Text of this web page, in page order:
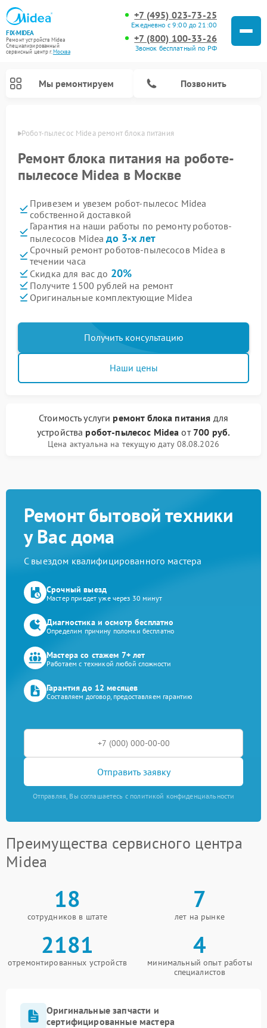
FIX-MIDEA
Ремонт устройств Midea
Специализированный
cервисный центр г.Москва
+7 (495) 023-73-25
Ежедневно с 9:00 до 21:00
+7 (800) 100-33-26
Звонок бесплатный по РФ
Мы ремонтируем Позвонить
Робот-пылесос Midea ремонт блока питания
Ремонт блока питания на роботе-
пылесосе Midea в Москве
Привезем и увезем робот-пылесос Midea
собственной доставкой
Гарантия на наши работы по ремонту роботов-
пылесосов Mideaдо 3-х лет
Срочный ремонт роботов-пылесосов Midea в
течении часа
Скидка для вас до 20%
Получите 1500 рублей на ремонт
Оригинальные комплектующие Midea
Получить консультацию
Наши цены
Стоимость услуги ремонт блока питания для
устройства робот-пылесос Midea от 700 руб.
Цена актуальна на текущую дату 08.08.2026
Ремонт бытовой техники
у Вас дома
С выездом квалифицированного мастера
Срочный выезд
Мастер приедет уже через 30 минут
Диагностика и осмотр бесплатно
Определим причину поломки бесплатно
Мастера со стажем 7+ лет
Работаем с техникой любой сложности
Гарантия до 12 месяцев
Составляем договор, предоставляем гарантию
Отправить заявку
Отправляя, Вы соглашаетесь с политикой конфиденциальности
Преимущества сервисного центра
Midea
18
сотрудников в штате
7
лет на рынке
2181
отремонтированных устройств
4
минимальный опыт работы
специалистов
Оригинальные запчасти и
сертифицированные мастера